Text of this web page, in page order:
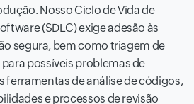
Nosso Ciclo de Vida de
(SDLC) exige adesão às
segura, bem como triagem de
possíveis problemas de
ferramentas de análise de códigos,
e processos de revisão